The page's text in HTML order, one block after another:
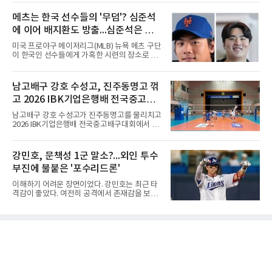
럼에도 팬들 사이에서 논란이 커진 이유는 그가
LG 이적 후 부상과 재활로
다.KLPGA 투어는 6일 제주도 서귀포시 테디 밸
리 골프 앤 리조트의 밸리·테디 코스(파72)에서
개막하는 제주삼다수 마스터스(총상금 10억원·
우승 상금 1억8천만원)로 하반기를 시작한다.두
선수의 재회 자체가 화제다. 올 시즌 3승으로 대
상 포인트(313점), 상금(9억8천400만원), 평균
타수(70.41타) 등 주요 부문 1위를 달리는 김민
솔이 하이원리조트 여자오픈에 나설 때 서교림
은 LPGA 에비앙 챔피언십에, 서교림
메츠는 한국 선수들의 '무덤'? 심준석
에 이어 배지환도 방출...심준석은 이
미 귀국, 배지환은 미국 잔류할 듯
미국 프로야구 메이저리그(MLB) 뉴욕 메츠 구단
이 한국인 선수들에게 가혹한 시련의 장소로 전
대형 유망주로 기대를 모았던 투수 심준석에 이
어, 빅리그 경력을 지닌 내외야수 배지환까지 연
달아 뉴욕 메츠 산하 마이너리그에서 방출 통보
를 받는 아픔을 겪었다. 두 선수의 동반 이탈은
메츠 구단이 유독 한국 선수들에게 '기회의 땅'이
아닌 '무덤'처럼 작용하고 있음을 방증하고 있다.
고교 시절 시속 160km에 달하는 강속구로 큰 스
리츠와 마이애미 말린스를 거쳐 메츠에 둥지를
틀며 반등을 노렸으나
남고배구 강호 수성고, 진주동명고 꺾
고 2026 IBK기업은행배 전국중고배
구대회 4강 진출
남고배구 강호 수성고가 진주동명고를 물리치고
2026 IBK기업은행배 전국중고배구대회에서 18
한국중고배구 2차연맹전 준우승팀 수성고는 4
일 충북 제천 대원대 민송체육관에서 열린 대회
8강전에서 진주동명고를 상대로 공격력이 호조
를 보이며 세트스코어 3-1(25-19, 25-22, 21-
25, 25-23)으로 꺾었다. 인하부고도 부산동성고
를 맞아 뛰어난 조직력을 바탕으로 삼아 3-0(25-
19, 25-19, 25-23)으로 완승을 거두고 4강에 합
강민호, 문책성 1군 말소?...외인 투수
부진에 불붙은 '포수리드론'
이해하기 어려운 장면이었다. 강민호는 최근 타
격감이 좋았다. 여전히 공격에서 존재감을 보여